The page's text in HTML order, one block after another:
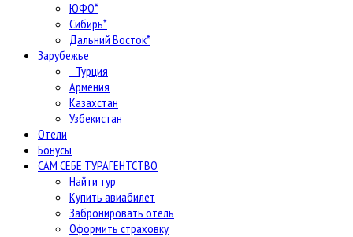
ЮФО*
Сибирь*
Дальний Восток*
Зарубежье
Турция
Армения
Казахстан
Узбекистан
Отели
Бонусы
САМ СЕБЕ ТУРАГЕНТСТВО
Найти тур
Купить авиабилет
Забронировать отель
Оформить страховку